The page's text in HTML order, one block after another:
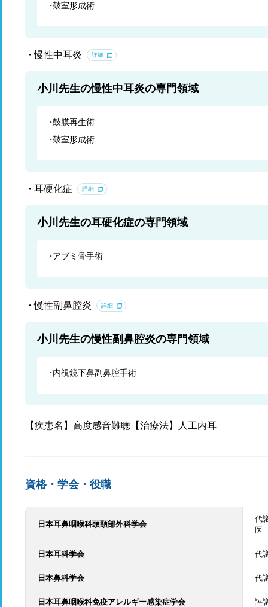
鼓室形成術
慢性中耳炎 詳細
小川先生の慢性中耳炎の専門領域
鼓膜再生術
鼓室形成術
耳硬化症 詳細
小川先生の耳硬化症の専門領域
アブミ骨手術
慢性副鼻腔炎 詳細
小川先生の慢性副鼻腔炎の専門領域
内視鏡下鼻副鼻腔手術
【疾患名】高度感音難聴【治療法】人工内耳
資格・学会・役職
日本耳鼻咽喉科頭頸部外科学会
代
医
日本耳科学会 代
日本鼻科学会 代
日本耳鼻咽喉科免疫アレルギー感染症学会 評